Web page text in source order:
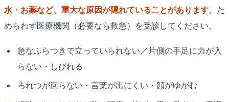
水・お薬など、重大な原因が隠れていることがあります。た
めらわず医療機関（必要なら救急）を受診してください。
急なふらつきで立っていられない／片側の手足に力が入
らない・しびれる
ろれつが回らない・言葉が出にくい・顔がゆがむ